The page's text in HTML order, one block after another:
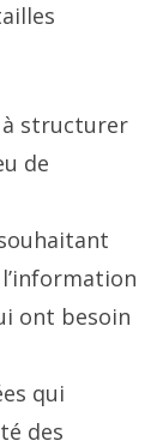
à structurer
de
ont besoin
qui
des